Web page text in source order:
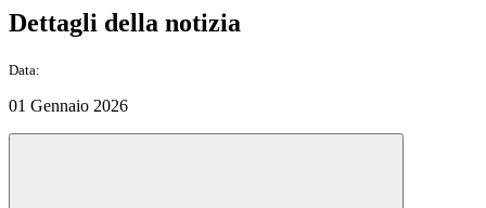
Dettagli della notizia
Data:
01 Gennaio 2026